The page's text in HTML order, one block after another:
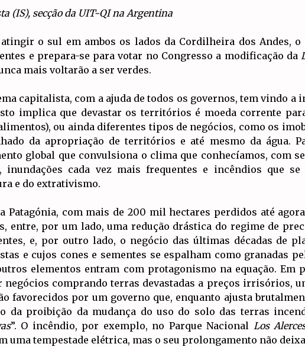
(IS), secção da UIT-QI na Argentina
o sul em ambos os lados da Cordilheira dos Andes,
e prepara-se para votar no Congresso a modificação da
mais voltarão a ser verdes.
capitalista, com a ajuda de todos os governos, tem vindo a
implica que devastar os territórios é moeda corrente
ou ainda diferentes tipos de negócios, como os
da apropriação de territórios e até mesmo da água.
global que convulsiona o clima que conhecíamos, com
inundações cada vez mais frequentes e incêndios que
e do extrativismo.
Patagónia, com mais de 200 mil hectares perdidos até
entre, por um lado, uma redução drástica do regime de
e, por outro lado, o negócio das últimas décadas de
e cujos cones e sementes se espalham como granadas
elementos entram com protagonismo na equação. Em
comprando terras devastadas a preços irrisórios,
favorecidos por um governo que, enquanto ajusta
da proibição da mudança do uso do solo das terras
”. O incêndio, por exemplo, no Parque Nacional Los
uma tempestade elétrica, mas o seu prolongamento não